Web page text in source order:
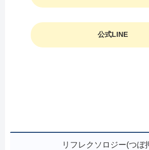
公式LINE
リフレクソロジー(つぼ